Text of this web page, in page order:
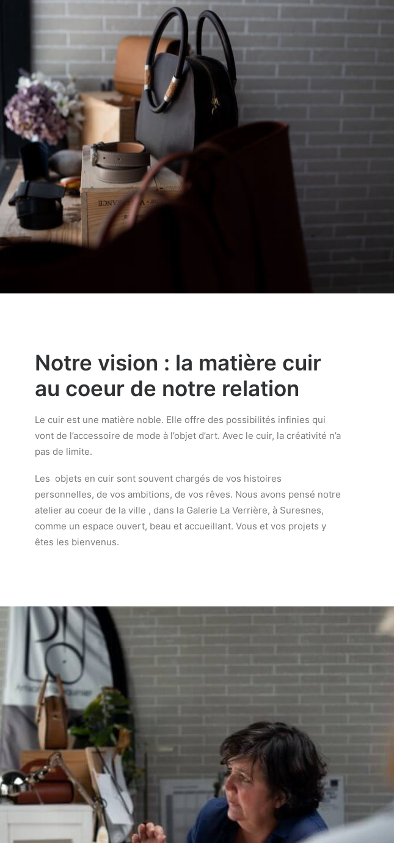
Notre vision : la matière cuir
au coeur de notre relation
Le cuir est une matière noble. Elle offre des possibilités infinies qui
vont de l’accessoire de mode à l’objet d’art. Avec le cuir, la créativité n’a
pas de limite.
Les objets en cuir sont souvent chargés de vos histoires
personnelles, de vos ambitions, de vos rêves. Nous avons pensé notre
atelier au coeur de la ville , dans la Galerie La Verrière, à Suresnes,
comme un espace ouvert, beau et accueillant. Vous et vos projets y
êtes les bienvenus.